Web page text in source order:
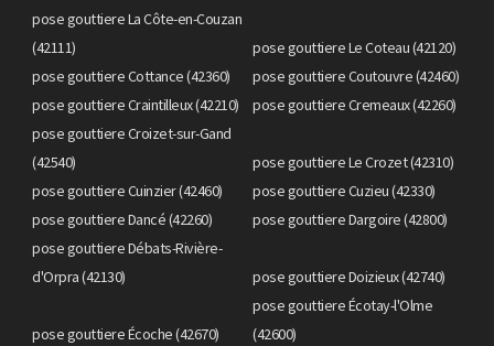
pose gouttiere La Côte-en-Couzan
(42111)
pose gouttiere Le Coteau (42120)
pose gouttiere Cottance (42360)
pose gouttiere Coutouvre (42460)
pose gouttiere Craintilleux (42210)
pose gouttiere Cremeaux (42260)
pose gouttiere Croizet-sur-Gand
(42540)
pose gouttiere Le Crozet (42310)
pose gouttiere Cuinzier (42460)
pose gouttiere Cuzieu (42330)
pose gouttiere Dancé (42260)
pose gouttiere Dargoire (42800)
pose gouttiere Débats-Rivière-
d'Orpra (42130)
pose gouttiere Doizieux (42740)
pose gouttiere Écoche (42670)
pose gouttiere Écotay-l'Olme
(42600)